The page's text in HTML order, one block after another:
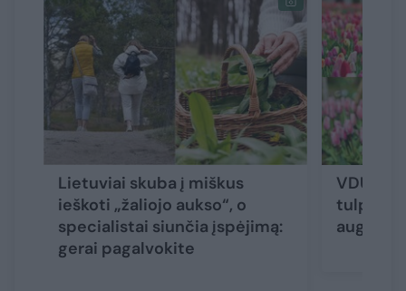
Lietuviai skuba į miškus
ieškoti „žaliojo aukso“, o
specialistai siunčia įspėjimą:
gerai pagalvokite
VDU
tulpių